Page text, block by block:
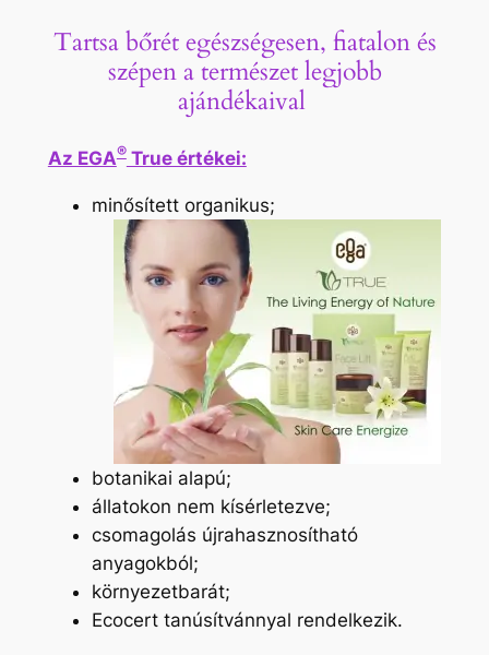
Tartsa bőrét egészségesen, fiatalon és
szépen a természet legjobb
ajándékaival
Az EGA®True értékei:
minősített organikus;
botanikai alapú;
állatokon nem kísérletezve;
csomagolás újrahasznosítható
anyagokból;
környezetbarát;
Ecocert tanúsítvánnyal rendelkezik.